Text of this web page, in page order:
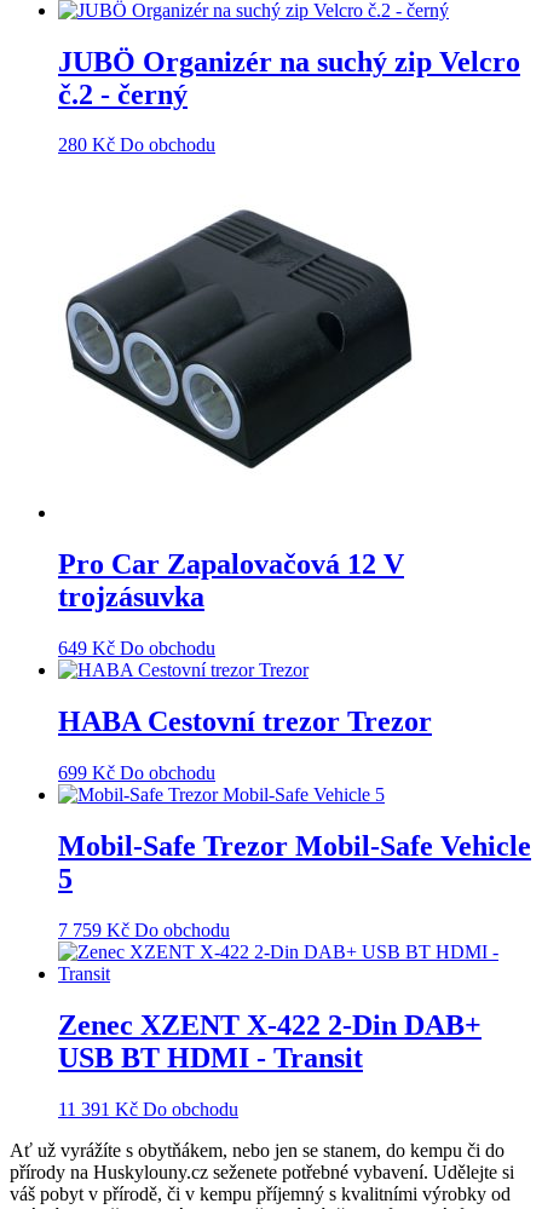
JUBÖ Organizér na suchý zip Velcro
č.2 - černý
280 Kč Do obchodu
Pro Car Zapalovačová 12 V
trojzásuvka
649 Kč Do obchodu
HABA Cestovní trezor Trezor
699 Kč Do obchodu
Mobil-Safe Trezor Mobil-Safe Vehicle
5
7 759 Kč Do obchodu
Zenec XZENT X-422 2-Din DAB+
USB BT HDMI - Transit
11 391 Kč Do obchodu
Ať už vyrážíte s obytňákem, nebo jen se stanem, do kempu či do
přírody na Huskylouny.cz seženete potřebné vybavení. Udělejte si
váš pobyt v přírodě, či v kempu příjemný s kvalitními výrobky od